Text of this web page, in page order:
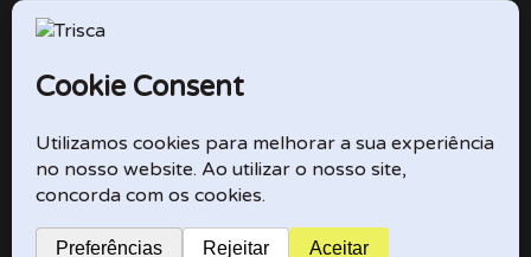
Rua Cidade de Friedberg, Lote 4
2330-263 Entroncamento – Portugal
e-mail: didactico@trisca.pt